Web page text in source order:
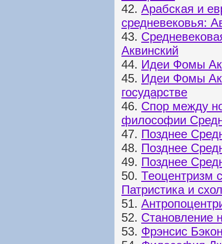
42. Арабская и
средневековья:
43.
Аквинский
44. Идеи Фомы
45. Идеи Фомы
государстве
46. Спор между
философии
47. Позднее
48. Позднее
49. Позднее
50. Теоцентризм
Патристика и
51.
52. Становление
53. Фрэнсис